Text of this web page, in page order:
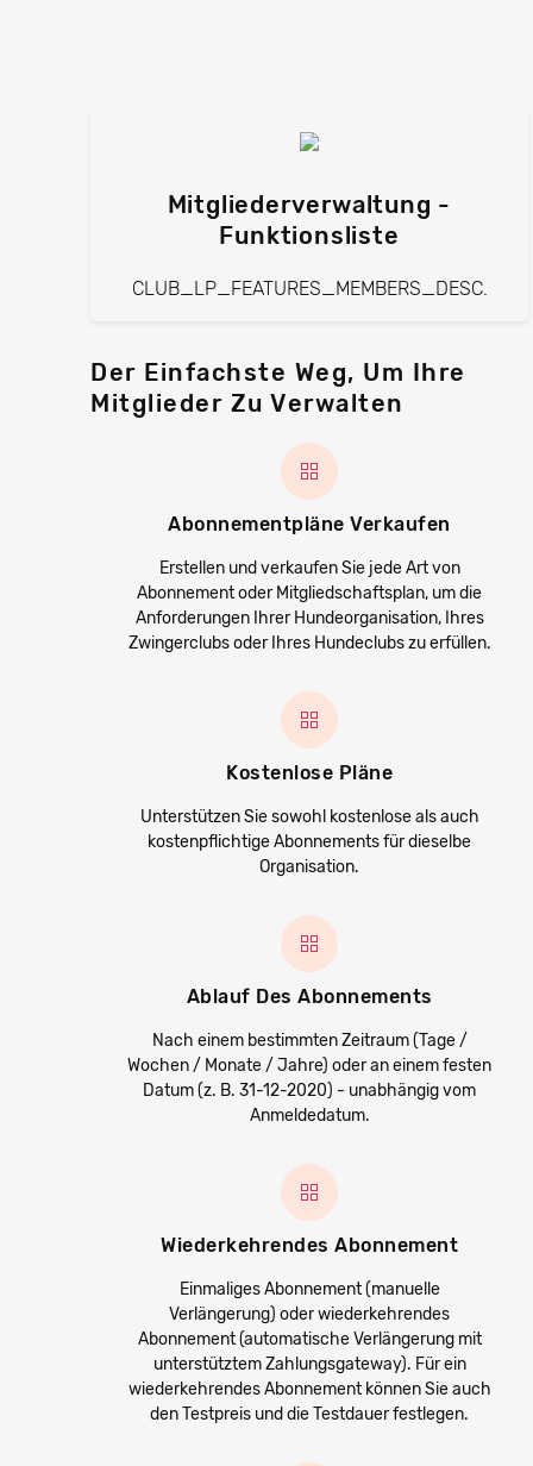
Mitgliederverwaltung -
Funktionsliste
CLUB_LP_FEATURES_MEMBERS_DESC.
Der Einfachste Weg, Um Ihre
Mitglieder Zu Verwalten
Abonnementpläne Verkaufen
Erstellen und verkaufen Sie jede Art von
Abonnement oder Mitgliedschaftsplan, um die
Anforderungen Ihrer Hundeorganisation, Ihres
Zwingerclubs oder Ihres Hundeclubs zu erfüllen.
Kostenlose Pläne
Unterstützen Sie sowohl kostenlose als auch
kostenpflichtige Abonnements für dieselbe
Organisation.
Ablauf Des Abonnements
Nach einem bestimmten Zeitraum (Tage /
Wochen / Monate / Jahre) oder an einem festen
Datum (z. B. 31-12-2020) - unabhängig vom
Anmeldedatum.
Wiederkehrendes Abonnement
Einmaliges Abonnement (manuelle
Verlängerung) oder wiederkehrendes
Abonnement (automatische Verlängerung mit
unterstütztem Zahlungsgateway). Für ein
wiederkehrendes Abonnement können Sie auch
den Testpreis und die Testdauer festlegen.